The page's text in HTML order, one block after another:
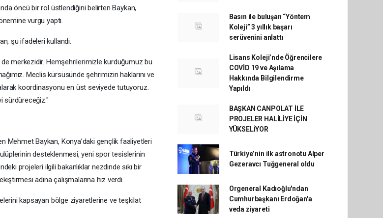
öncü bir rol üstlendiğini belirten Baykan,
vurgu yaptı.
şu ifadeleri kullandı:
merkezidir. Hemşehrilerimizle kurduğumuz bu
Meclis kürsüsünde şehrimizin haklarını ve
koordinasyonu en üst seviyede tutuyoruz.
sürdüreceğiz."
Mehmet Baykan, Konya’daki gençlik faaliyetleri
desteklenmesi, yeni spor tesislerinin
projeleri ilgili bakanlıklar nezdinde sıkı bir
adına çalışmalarına hız verdi.
kapsayan bölge ziyaretlerine ve teşkilat
Basın ile buluşan “Yöntem
Koleji” 3 yıllık başarı
serüvenini anlattı
Lisans Koleji’nde Öğrencilere
COVİD 19 ve Aşılama
Hakkında Bilgilendirme
Yapıldı
BAŞKAN CANPOLAT İLE
PROJELER HALİLİYE İÇİN
YÜKSELİYOR
Türkiye’nin ilk astronotu Alper
Gezeravcı Tuğgeneral oldu
Orgeneral Kadıoğlu'ndan
Cumhurbaşkanı Erdoğan'a
veda ziyareti